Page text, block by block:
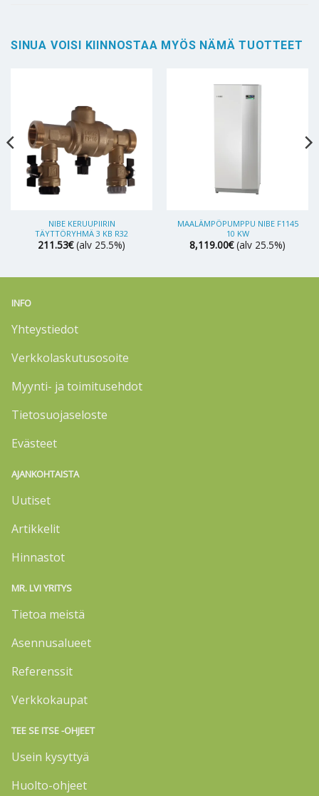
SINUA VOISI KIINNOSTAA MYÖS NÄMÄ TUOTTEET
NIBE KERUUPIIRIN
TÄYTTÖRYHMÄ 3 KB R32
211.53€ (alv 25.5%)
MAALÄMPÖPUMPPU NIBE F1145
10 KW
8,119.00€ (alv 25.5%)
INFO
Yhteystiedot
Verkkolaskutusosoite
Myynti- ja toimitusehdot
Tietosuojaseloste
Evästeet
AJANKOHTAISTA
Uutiset
Artikkelit
Hinnastot
MR. LVI YRITYS
Tietoa meistä
Asennusalueet
Referenssit
Verkkokaupat
TEE SE ITSE -OHJEET
Usein kysyttyä
Huolto-ohjeet